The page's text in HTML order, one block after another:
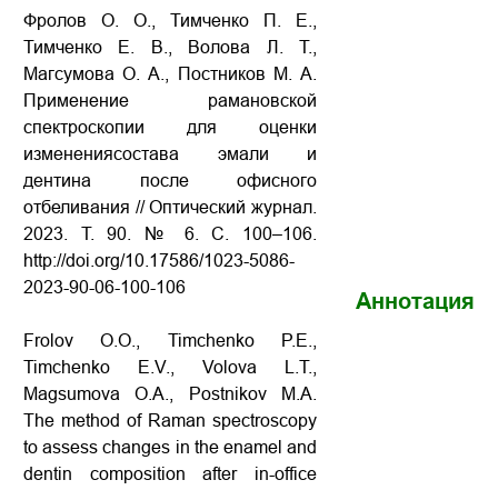
Фролов О. О., Тимченко П. Е.,
Тимченко Е. В., Волова Л. Т.,
Магсумова О. А., Постников М. А.
Применение рамановской
спектроскопии для оценки
изменениясостава эмали и
дентина после офисного
отбеливания // Оптический журнал.
2023. Т. 90. № 6. С. 100–106.
http://doi.org/10.17586/1023-5086-
2023-90-06-100-106
Frolov O.O., Timchenko P.E.,
Timchenko E.V., Volova L.T.,
Magsumova O.A., Postnikov M.A.
The method of Raman spectroscopy
to assess changes in the enamel and
dentin composition after in-office
Аннотация